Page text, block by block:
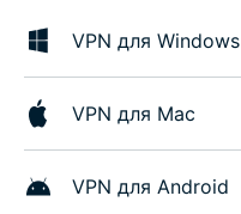
VPN для Windows
VPN для Mac
VPN для Android